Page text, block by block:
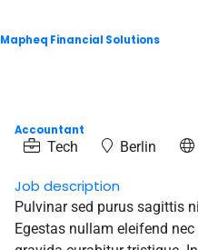
Mapheq Financial Solutions
Accountant
Tech Berlin
Job description
Pulvinar sed purus sagittis
Egestas nullam eleifend